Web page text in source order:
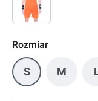
Rozmiar
S(Ta opcja jest
M(Ta